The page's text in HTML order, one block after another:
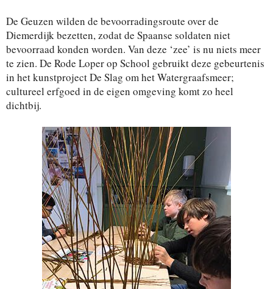
De Geuzen wilden de bevoorradingsroute over de
Diemerdijk bezetten, zodat de Spaanse soldaten niet
bevoorraad konden worden. Van deze ‘zee’ is nu niets meer
te zien. De Rode Loper op School gebruikt deze gebeurtenis
in het kunstproject De Slag om het Watergraafsmeer;
cultureel erfgoed in de eigen omgeving komt zo heel
dichtbij.